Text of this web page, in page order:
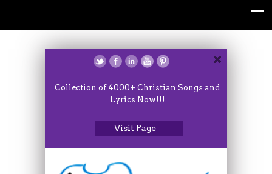
Collection of 4000+ Christian Songs and
Lyrics Now!!!
Visit Page